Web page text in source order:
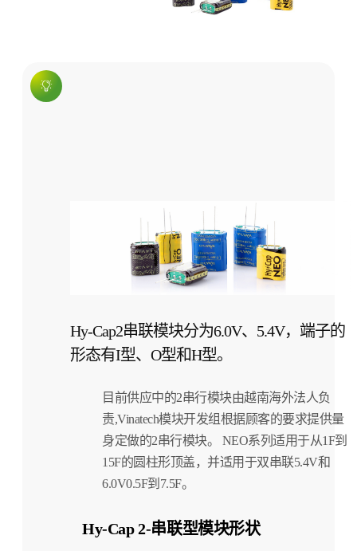
Hy-Cap2串联模块分为6.0V、5.4V，端子的
形态有I型、O型和H型。
目前供应中的2串行模块由越南海外法人负
责,Vinatech模块开发组根据顾客的要求提供量
身定做的2串行模块。 NEO系列适用于从1F到
15F的圆柱形顶盖，并适用于双串联5.4V和
6.0V0.5F到7.5F。
Hy-Cap 2-串联型模块形状